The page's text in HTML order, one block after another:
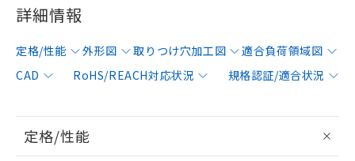
詳細情報
定格/性能 外形図 取りつけ穴加工図
適合負荷領域図
CAD
RoHS/REACH対応状況 規格認証/適合状況
定格/性能